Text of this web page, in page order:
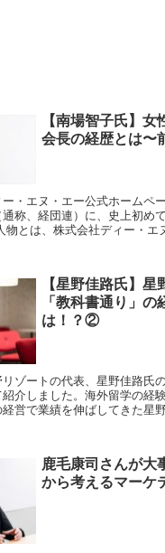
【南場智子氏】女
会長の経歴とは〜
ヌ・エー公式ホームページ 2021年3
称、経団連）に、史上初め
【星野佳路氏】星
「教科書通り」の
は！？②
ゾートの代表、星野佳路氏
介しました。海外留学の経
営で業績を伸ばしてきた星
鹿毛康司さんが大
から考えるマーケ